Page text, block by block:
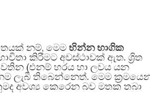
නම්, මෙම භින්න භාගික
කිරීමට අවස්ථාවක් ඇත. ශ්‍රිත
(එනම් හරය හා ලවය යන
ලැබී තිබෙන්නෙත්. මෙම
අවශ්‍ය කෙරෙන බව මතක තබා